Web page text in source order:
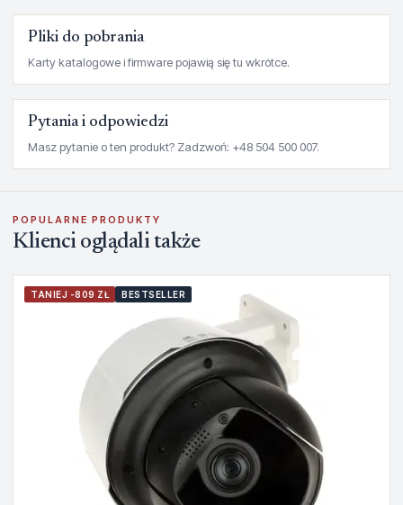
Pliki do pobrania
Karty katalogowe i firmware pojawią się tu wkrótce.
Pytania i odpowiedzi
Masz pytanie o ten produkt? Zadzwoń: +48 504 500 007.
POPULARNE PRODUKTY
Klienci oglądali także
TANIEJ -809 ZŁ BESTSELLER